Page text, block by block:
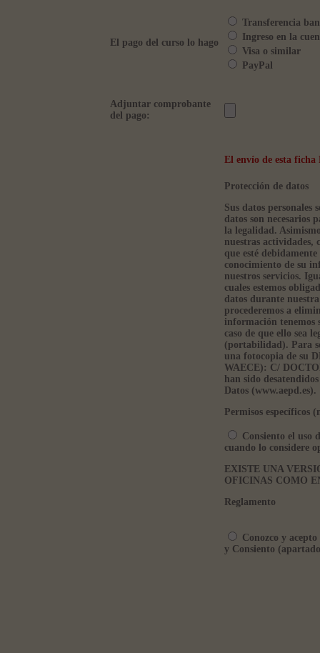
El pago del curso lo hago
Transferencia
Ingreso en la
Visa o similar
PayPal
Adjuntar comprobante
del pago:
El envío de esta ficha
Protección de datos
Sus datos personales
datos son necesarios
la legalidad.
nuestras actividades,
que esté
conocimiento de su
nuestros servicios.
cuales estemos
datos durante
procederemos a
información tenemos
caso de que ello sea
(portabilidad). Para
una fotocopia de su
WAECE): C/
han sido
Datos (www.aepd.es).
Permisos
Consiento el uso
cuando lo considere
EXISTE UNA
OFICINAS COMO
Reglamento
Conozco y
y Consiento